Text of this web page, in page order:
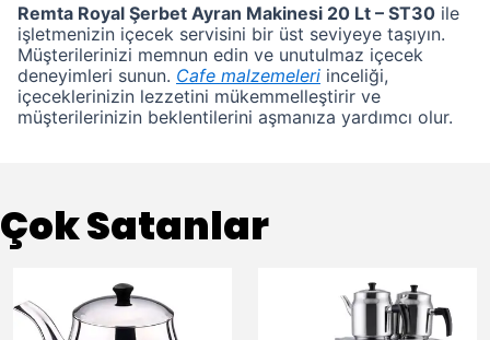
Remta Royal Şerbet Ayran Makinesi 20 Lt – ST30 ile
işletmenizin içecek servisini bir üst seviyeye taşıyın.
Müşterilerinizi memnun edin ve unutulmaz içecek
deneyimleri sunun. Cafe malzemeleri inceliği,
içeceklerinizin lezzetini mükemmelleştirir ve
müşterilerinizin beklentilerini aşmanıza yardımcı olur.
Çok Satanlar